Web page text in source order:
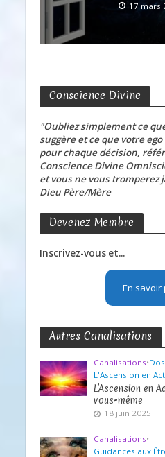
17 mars
Conscience Divine
"Oubliez simplement ce
suggère et ce que votre
pour chaque décision,
Conscience Divine
et vous ne vous tromperez
Dieu Père/Mère
Devenez Membre
Inscrivez-vous et...
En savoir
Autres Canalisations
Canalisations•
L'Ascension en
L’Ascension en
vous-même
18 juin 2025
Canalisations•
Guidances aux